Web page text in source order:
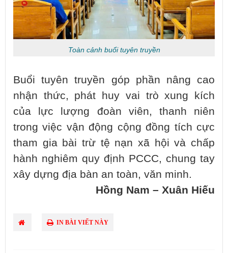
Toàn cảnh buổi tuyên truyền
Buổi tuyên truyền góp phần nâng cao
nhận thức, phát huy vai trò xung kích
của lực lượng đoàn viên, thanh niên
trong việc vận động cộng đồng tích cực
tham gia bài trừ tệ nạn xã hội và chấp
hành nghiêm quy định PCCC, chung tay
xây dựng địa bàn an toàn, văn minh.
Hồng Nam – Xuân Hiếu
IN BÀI VIẾT NÀY